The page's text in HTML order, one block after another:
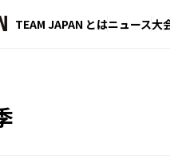
TEAM JAPAN とはニュース大